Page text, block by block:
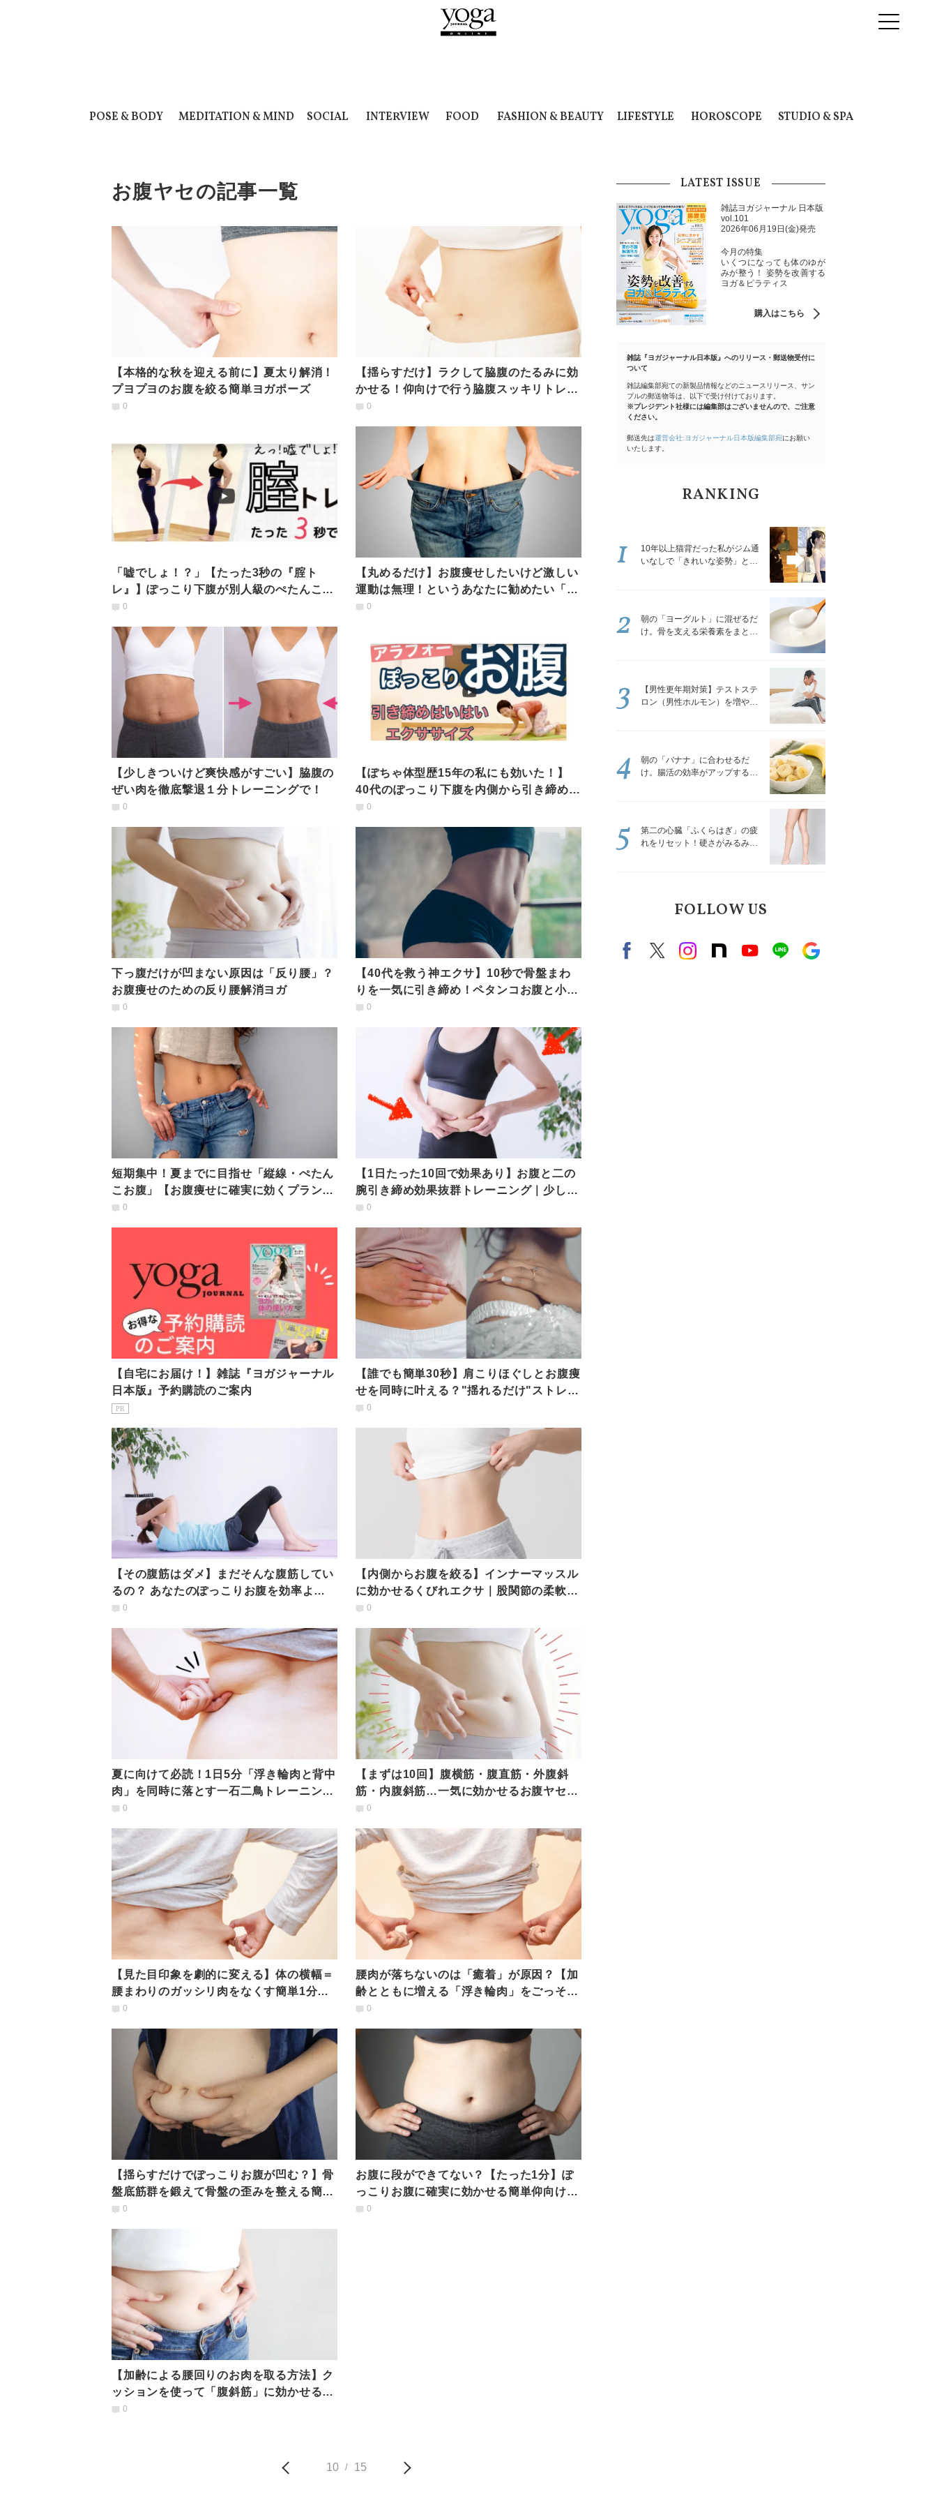
POSE & BODY MEDITATION & MIND SOCIAL INTERVIEW FOOD FASHION & BEAUTY LIFESTYLE HOROSCOPE STUDIO & SPA
お腹ヤセの記事一覧
【本格的な秋を迎える前に】夏太り解消！
プヨプヨのお腹を絞る簡単ヨガポーズ
0
【揺らすだけ】ラクして脇腹のたるみに効
かせる！仰向けで行う脇腹スッキリトレー
ニング
0
「嘘でしょ！？」【たった3秒の『腟ト
レ』】ぽっこり下腹が別人級のぺたんこ腹
に0
【丸めるだけ】お腹痩せしたいけど激しい
運動は無理！というあなたに勧めたい「お
腹凹ませポーズ」
0
【少しきついけど爽快感がすごい】脇腹の
ぜい肉を徹底撃退１分トレーニングで！
0
【ぽちゃ体型歴15年の私にも効いた！】
40代のぽっこり下腹を内側から引き締める
『はいはいエクサ』
0
下っ腹だけが凹まない原因は「反り腰」？
お腹痩せのための反り腰解消ヨガ
0
【40代を救う神エクサ】10秒で骨盤まわ
りを一気に引き締め！ペタンコお腹と小尻
を同時に叶えるには
0
短期集中！夏までに目指せ「縦線・ぺたん
こお腹」【お腹痩せに確実に効くプランク
ポーズ4選】
0
【1日たった10回で効果あり】お腹と二の
腕引き締め効果抜群トレーニング｜少しハ
ードに動きたい人に
0
【自宅にお届け！】雑誌『ヨガジャーナル
日本版』予約購読のご案内
PR
【誰でも簡単30秒】肩こりほぐしとお腹痩
せを同時に叶える？"揺れるだけ"ストレッ
チ」
0
【その腹筋はダメ】まだそんな腹筋してい
るの？ あなたのぽっこりお腹を効率よく
凹ます方法
0
【内側からお腹を絞る】インナーマッスル
に効かせるくびれエクサ｜股関節の柔軟性
も高まる！？
0
夏に向けて必読！1日5分「浮き輪肉と背中
肉」を同時に落とす一石二鳥トレーニング
【ヨガ動画】
0
【まずは10回】腹横筋・腹直筋・外腹斜
筋・内腹斜筋…一気に効かせるお腹ヤセト
レーニング
0
【見た目印象を劇的に変える】体の横幅＝
腰まわりのガッシリ肉をなくす簡単1分エ
クサ
0
腰肉が落ちないのは「癒着」が原因？【加
齢とともに増える「浮き輪肉」をごっそり
落とす方法】
0
【揺らすだけでぽっこりお腹が凹む？】骨
盤底筋群を鍛えて骨盤の歪みを整える簡単
骨盤揺らし
0
お腹に段ができてない？【たった1分】ぽ
っこりお腹に確実に効かせる簡単仰向けエ
クササイズ
0
【加齢による腰回りのお肉を取る方法】ク
ッションを使って「腹斜筋」に効かせる
「1日3分くびれヨガ」
0
10 / 15
LATEST ISSUE
雑誌ヨガジャーナル 日本版
vol.101
2026年06月19日(金)発売
今月の特集
いくつになっても体のゆが
みが整う！ 姿勢を改善する
ヨガ＆ピラティス
購入はこちら
雑誌『ヨガジャーナル日本版』へのリリース・郵送物受付に
ついて
雑誌編集部宛ての新製品情報などのニュースリリース、サン
プルの郵送物等は、以下で受け付けております。
※プレジデント社様には編集部はございませんので、ご注意
ください。
郵送先は運営会社:ヨガジャーナル日本版編集部宛にお願い
いたします。
RANKING
10年以上猫背だった私がジム通
いなしで「きれいな姿勢」と褒
1
朝の「ヨーグルト」に混ぜるだ
け。骨を支える栄養素をまとめ
2
【男性更年期対策】テストステ
ロン（男性ホルモン）を増やす
3
朝の「バナナ」に合わせるだ
け。腸活の効率がアップする食
4
第二の心臓「ふくらはぎ」の疲
れをリセット！硬さがみるみる
5
FOLLOW US
FacebookX（旧twitter）
instagram
note Youtubeline